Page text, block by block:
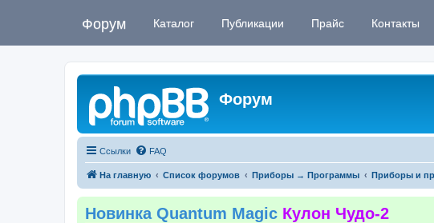
Форум Каталог Публикации Прайс Контакты
Форум
Ссылки FAQ
На главную Список форумов Приборы → Программы Приборы и
Новинка Quantum Magic Кулон Чудо-2